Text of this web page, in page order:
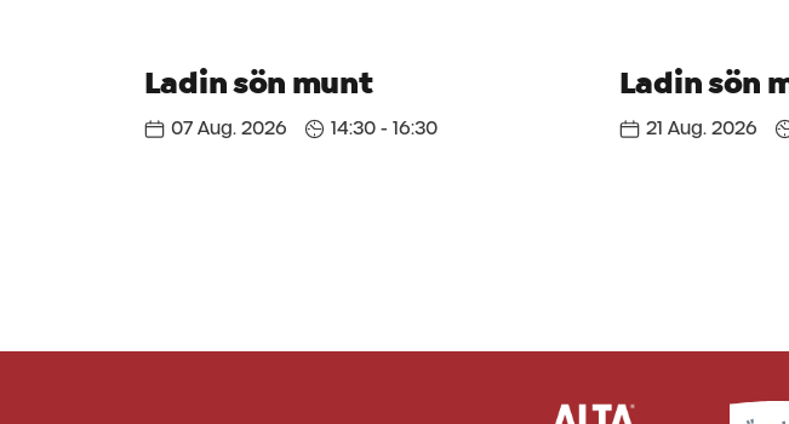
Ladin sön munt
07 Aug. 2026 14:30 - 16:30
Ladin sön
21 Aug. 2026